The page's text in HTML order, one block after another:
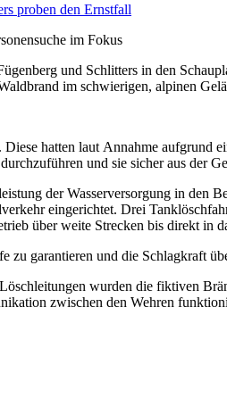
im Fokus
und Schlitters in den
im schwierigen, alpinen
hatten laut Annahme
und sie sicher aus der
der Wasserversorgung in den
eingerichtet. Drei
über weite Strecken bis direkt in
garantieren und die Schlagkraft
wurden die fiktiven
zwischen den Wehren